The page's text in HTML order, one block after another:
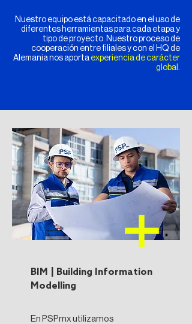
Nuestro equipo está capacitado en el uso de
diferentes herramientas para cada etapa y
tipo de proyecto. Nuestro proceso de
cooperación entre filiales y con el HQ de
Alemania nos aportaexperiencia de carácter
global.
BIM | Building Information
Modelling
En PSPmx utilizamos